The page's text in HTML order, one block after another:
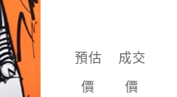
預估
價
成交
價